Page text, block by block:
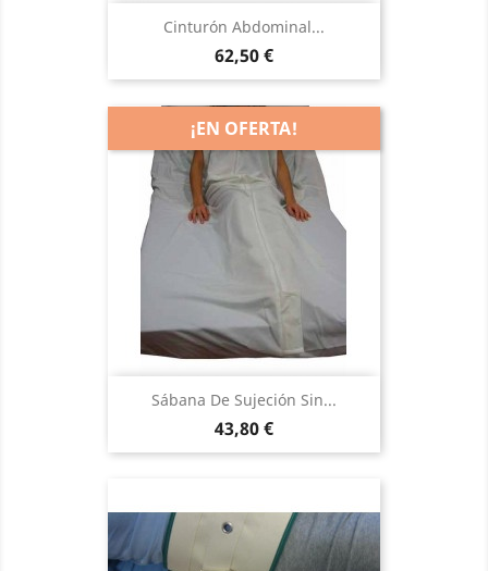
Cinturón Abdominal...
Precio
62,50 €
Sábana De Sujeción Sin...
Precio
43,80 €
¡EN OFERTA!